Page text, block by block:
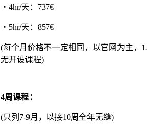
・4hr/天：737€
・5hr/天：857€
(每个月价格不一定相同，以官网为主，
无开设课程)
4周课程：
(只列7-9月，以接10周全年无缝)